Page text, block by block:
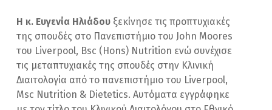
Η κ. Ευγενία Ηλιάδου ξεκίνησε τις προπτυχιακές
της σπουδές στο Πανεπιστήμιο του John Moores
του Liverpool, Bsc (Hons) Nutrition ενώ συνέχισε
τις μεταπτυχιακές της σπουδές στην Κλινική
Διαιτολογία από το πανεπιστήμιο του Liverpool,
Msc Nutrition & Dietetics. Αυτόματα εγγράφηκε